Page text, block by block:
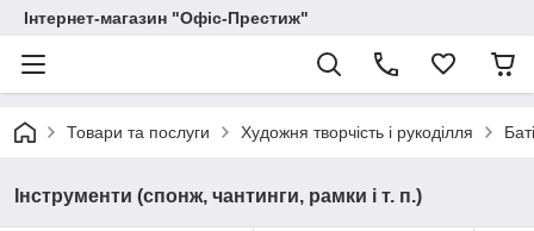
Інтернет-магазин "Офіс-Престиж"
Товари та послуги Художня творчість і рукоділля
Інструменти (спонж, чантинги, рамки і т. п.)